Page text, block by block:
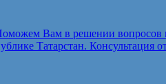
Вам в решении вопросов
Татарстан. Консультация